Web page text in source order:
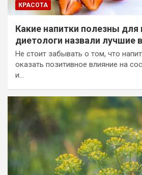
КРАСОТА
Какие напитки полезны для
диетологи назвали лучшие
Не стоит забывать о том, что
оказать позитивное влияние на
и…